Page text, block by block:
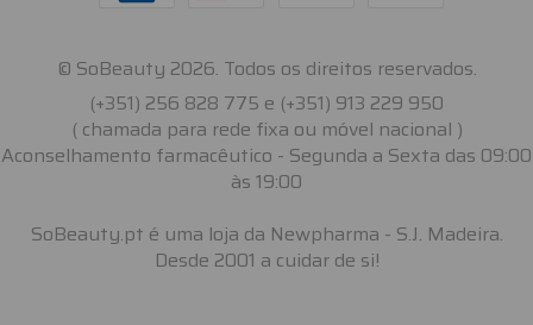
© SoBeauty 2026. Todos os direitos reservados.
(+351) 256 828 775 e (+351) 913 229 950
( chamada para rede fixa ou móvel nacional )
Aconselhamento farmacêutico - Segunda a Sexta das 09:00
às 19:00
SoBeauty.pt é uma loja da Newpharma - S.J. Madeira.
Desde 2001 a cuidar de si!